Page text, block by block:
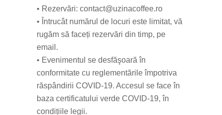
• Rezervări: contact@uzinacoffee.ro
• Întrucât numărul de locuri este limitat, vă
rugăm să faceți rezervări din timp, pe
email.
• Evenimentul se desfăşoară în
conformitate cu reglementările împotriva
răspândirii COVID-19. Accesul se face în
baza certificatului verde COVID-19, în
condițiile legii.